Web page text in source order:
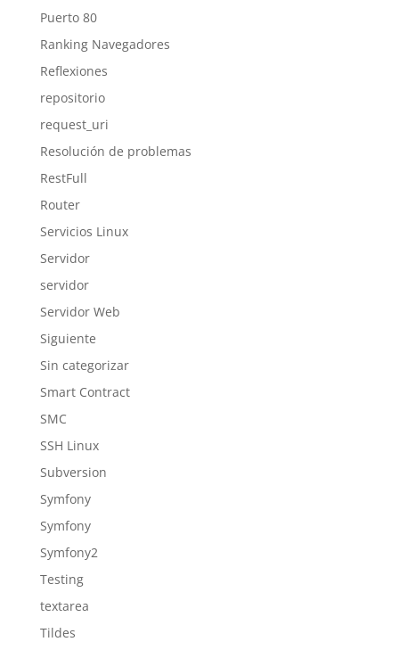
Puerto 80
Ranking Navegadores
Reflexiones
repositorio
request_uri
Resolución de problemas
RestFull
Router
Servicios Linux
Servidor
servidor
Servidor Web
Siguiente
Sin categorizar
Smart Contract
SMC
SSH Linux
Subversion
Symfony
Symfony
Symfony2
Testing
textarea
Tildes